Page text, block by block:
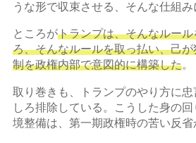
うな形で収束させる、そんな仕組み
ところがトランプは、そんなルー
ろ、そんなルールを取っ払い、己
制を政権内部で意図的に構築した。
取り巻きも、トランプのやり方に
しろ排除している。こうした身の
境整備は、第一期政権時の苦い反省